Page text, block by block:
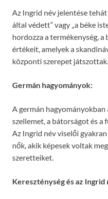
Az Ingrid név jelentése tehát
által védett” vagy „a béke
hordozza a termékenység, a
értékeit, amelyek a
központi szerepet játszottak.
Germán hagyományok:
A germán hagyományokban
szellemet, a bátorságot és a
Az Ingrid név viselői
nők, akik képesek voltak
szeretteiket.
Kereszténység és az Ingrid